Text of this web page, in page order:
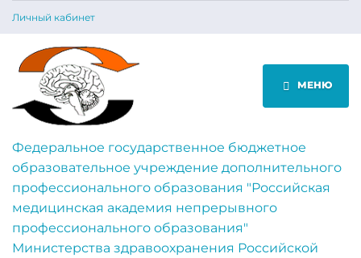
Личный кабинет
МЕНЮ
Федеральное государственное бюджетное
образовательное учреждение дополнительного
профессионального образования "Российская
медицинская академия непрерывного
профессионального образования"
Министерства здравоохранения Российской